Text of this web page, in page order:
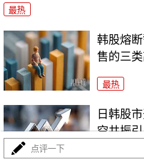
最热
韩股熔
售的三
最热
日韩股
空共振
最热
点评一下